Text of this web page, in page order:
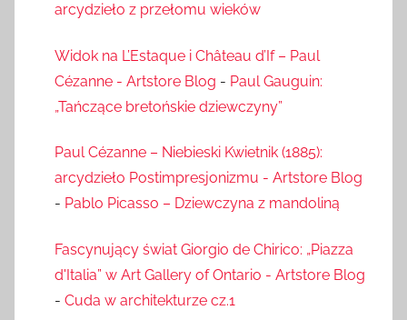
arcydzieło z przełomu wieków
Widok na L’Estaque i Château d’If – Paul
Cézanne - Artstore Blog - Paul Gauguin:
„Tańczące bretońskie dziewczyny”
Paul Cézanne – Niebieski Kwietnik (1885):
arcydzieło Postimpresjonizmu - Artstore Blog
- Pablo Picasso – Dziewczyna z mandoliną
Fascynujący świat Giorgio de Chirico: „Piazza
d'Italia” w Art Gallery of Ontario - Artstore Blog
- Cuda w architekturze cz.1